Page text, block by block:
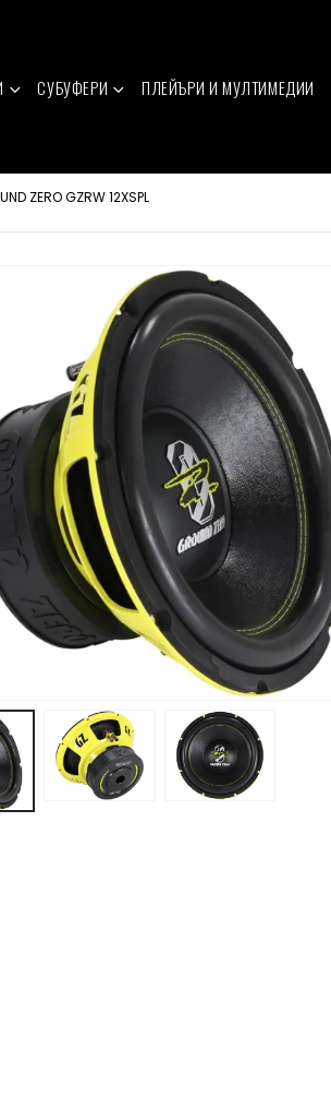
СУБУФЕРИ ПЛЕЙЪРИ И МУЛТИМЕДИИ
ZERO GZRW 12XSPL